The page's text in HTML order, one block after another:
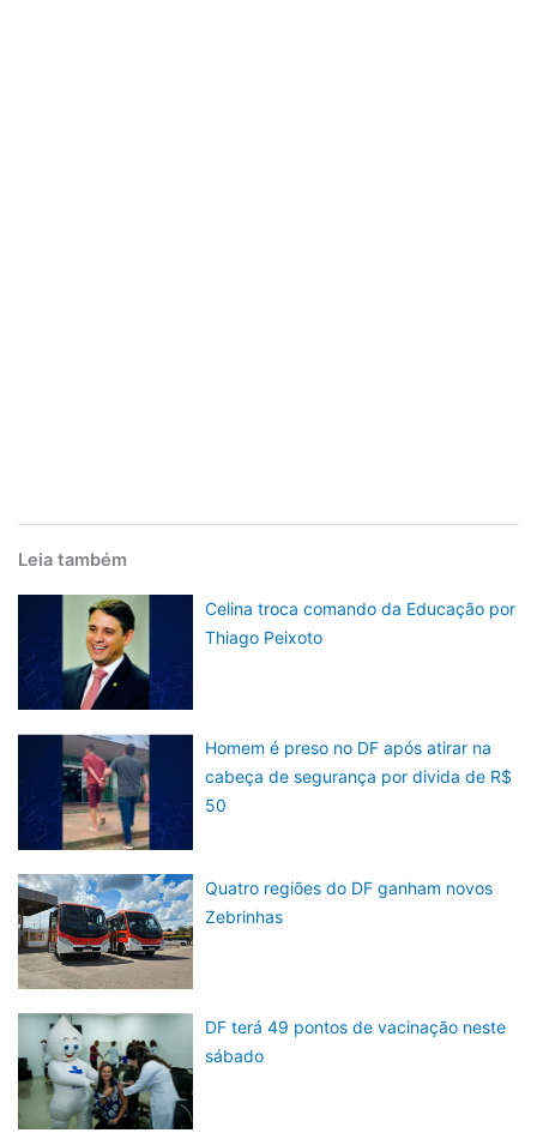
Leia também
Celina troca comando da Educação por
Thiago Peixoto
Homem é preso no DF após atirar na
cabeça de segurança por divida de R$
50
Quatro regiões do DF ganham novos
Zebrinhas
DF terá 49 pontos de vacinação neste
sábado